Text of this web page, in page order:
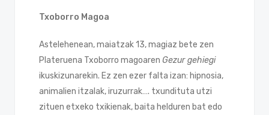
Txoborro Magoa
Astelehenean, maiatzak 13, magiaz bete zen
Plateruena Txoborro magoaren Gezur gehiegi
ikuskizunarekin. Ez zen ezer falta izan: hipnosia,
animalien itzalak, iruzurrak…. txundituta utzi
zituen etxeko txikienak, baita helduren bat edo